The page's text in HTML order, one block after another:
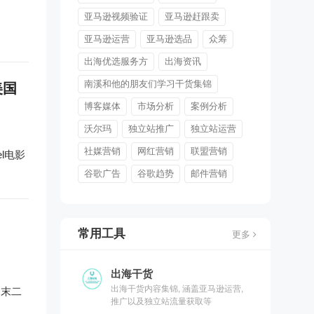
电影
二
亚马逊视频验证 亚马逊赶跟卖
亚马逊运营 亚马逊选品 众筹
出海优选服务方 出海资讯
南溪和他的朋友们学习干货集锦
博客媒体 市场分析 案例分析
沃尔玛 独立站推广 独立站运营
社媒营销 网红营销 联盟营销
谷歌广告 谷歌趋势 邮件营销
常用工具 更多
出海干货
出海干货内容集锦, 涵盖亚马逊运营,
推广以及独立站流量获取等